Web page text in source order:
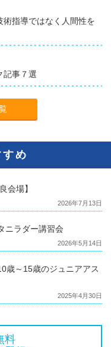
指導ではなく人間性を
記事７選
め
会場】
2026年7月13日
ニラダー講習会
2026年5月14日
歳～15歳のジュニアアス
2025年4月30日
料